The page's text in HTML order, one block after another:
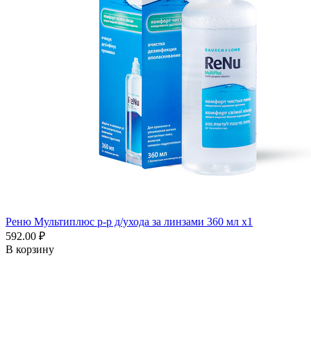
Реню Мультиплюс р-р д/ухода за линзами 360 мл x1
592.00 ₽
В корзину